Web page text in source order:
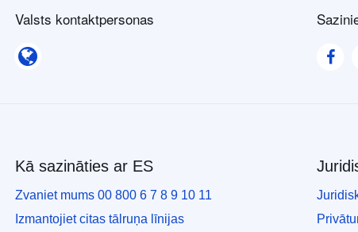
Valsts kontaktpersonas
Kā sazināties ar ES
Zvaniet mums 00 800 6 7 8 9 10 11
Izmantojiet citas tālruņa līnijas